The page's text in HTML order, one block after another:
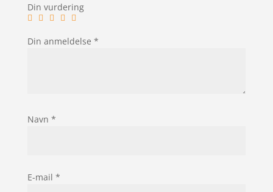
Din vurdering
Din anmeldelse *
Navn *
E-mail *